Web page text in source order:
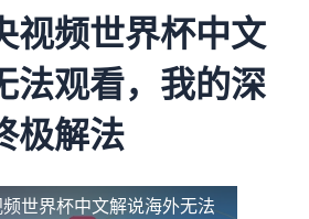
视频世界杯中文
法观看，我的深
极解法
世界杯中文解说海外无法